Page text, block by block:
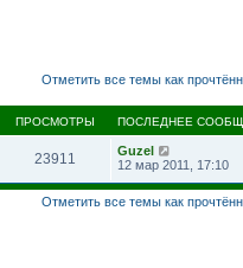
Отметить все темы как
ПРОСМОТРЫ ПОСЛЕДНЕЕ
23911
Guzel
12 мар 2011, 17:10
Отметить все темы как